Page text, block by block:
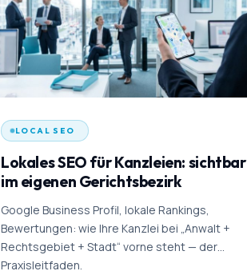
LOCAL SEO
Lokales SEO für Kanzleien: sichtbar
im eigenen Gerichtsbezirk
Google Business Profil, lokale Rankings,
Bewertungen: wie Ihre Kanzlei bei „Anwalt +
Rechtsgebiet + Stadt“ vorne steht — der
Praxisleitfaden.